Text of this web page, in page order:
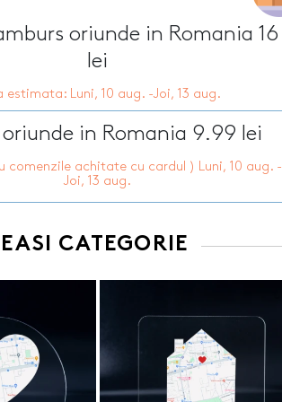
personalizate
lumanări
Tocatoare personalizate
Tablouri canvas
Tablouri motivationale
oriunde in Romania 16
lei
estimata: Luni, 10 aug. -Joi, 13 aug.
oriunde in Romania 9.99 lei
comenzile achitate cu cardul ) Luni, 10 aug. -
Joi, 13 aug.
CATEGORIE